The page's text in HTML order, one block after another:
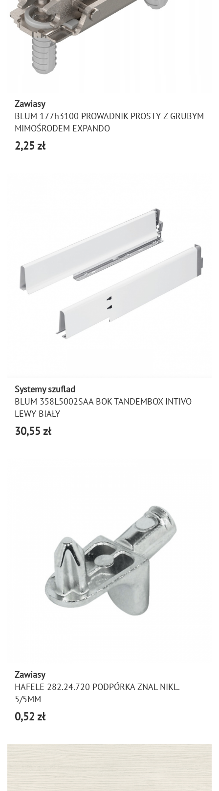
Zawiasy
BLUM 177h3100 PROWADNIK PROSTY Z GRUBYM
MIMOŚRODEM EXPANDO
2,25 zł
Systemy szuflad
BLUM 358L5002SAA BOK TANDEMBOX INTIVO
LEWY BIAŁY
30,55 zł
Zawiasy
HAFELE 282.24.720 PODPÓRKA ZNAL NIKL.
5/5MM
0,52 zł